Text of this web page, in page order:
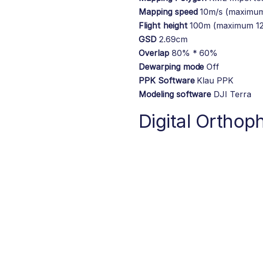
Mapping speed10m/s
Flight height100m (maximum
GSD2.69cm
Overlap80% * 60%
Dewarping mode Off
PPK SoftwareKlau PPK
Modeling software DJI Terra
Digital